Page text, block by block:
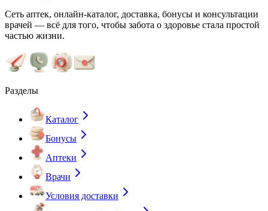
Сеть аптек, онлайн-каталог, доставка, бонусы и консультации
врачей — всё для того, чтобы забота о здоровье стала простой
частью жизни.
Разделы
Каталог
Бонусы
Аптеки
Врачи
Условия доставки